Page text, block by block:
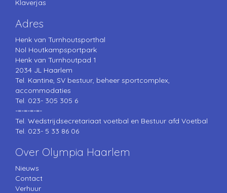
Klaverjas
Adres
Henk van Turnhoutsporthal
Nol Houtkampsportpark
Henk van Turnhoutpad 1
2034 JL Haarlem
Tel. Kantine, SV bestuur, beheer sportcomplex,
accommodaties
Tel. 023- 305 305 6
-=-=-=-=-
Tel. Wedstrijdsecretariaat voetbal en Bestuur afd Voetbal
Tel. 023- 5 33 86 06
Over Olympia Haarlem
Nieuws
Contact
Verhuur